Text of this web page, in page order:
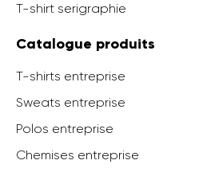
T-shirt serigraphie
Catalogue produits
T-shirts entreprise
Sweats entreprise
Polos entreprise
Chemises entreprise